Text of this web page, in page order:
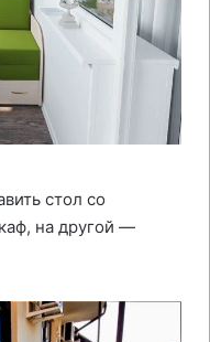
стол со
на другой —